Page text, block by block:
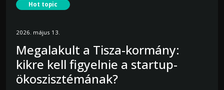
Hot topic
2026. május 13.
Megalakult a Tisza-kormány:
kikre kell figyelnie a startup-
ökoszisztémának?